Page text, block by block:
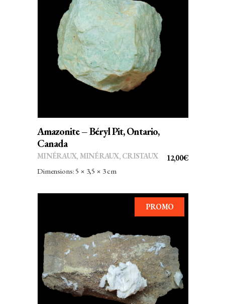
AJOUTER AU PANIER
Amazonite – Béryl Pit, Ontario,
Canada
12,00€
MINÉRAUX, MINÉRAUX, CRISTAUX
Dimensions: 5 × 3,5 × 3 cm
PROMO
AJOUTER AU PANIER